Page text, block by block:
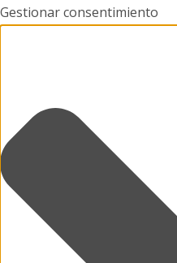
Gestionar consentimiento